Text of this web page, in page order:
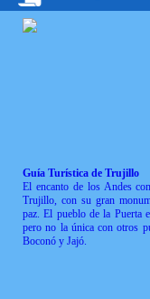
Guía Turística de Trujillo
El encanto de los Andes
Trujillo, con su gran
paz. El pueblo de la Puerta
pero no la única con otros
Boconó y Jajó.